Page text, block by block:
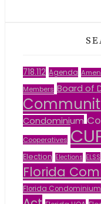
718.112 Agenda
Members Board of
Condominium
Cooperatives
Election Elections ELSS
Florida
Florida Condominium